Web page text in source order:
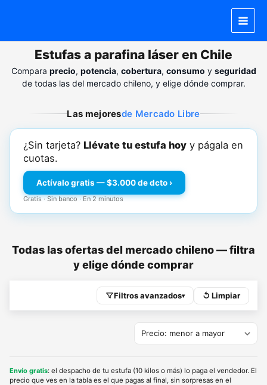
❮ ❯
Estufas a parafina láser en Chile
Compara precio, potencia, cobertura, consumo y seguridad
de todas las del mercado chileno, y elige dónde comprar.
Las mejoresde Mercado Libre
¿Sin tarjeta? Llévate tu estufa hoy y págala en
cuotas.
Actívalo gratis — $3.000 de dcto ›
Gratis · Sin banco · En 2 minutos
Todas las ofertas del mercado chileno — filtra
y elige dónde comprar
Filtros avanzados▾ ↺ Limpiar
Envío gratis: el despacho de tu estufa (10 kilos o más) lo paga el vendedor. El
precio que ves en la tabla es el que pagas al final, sin sorpresas en el